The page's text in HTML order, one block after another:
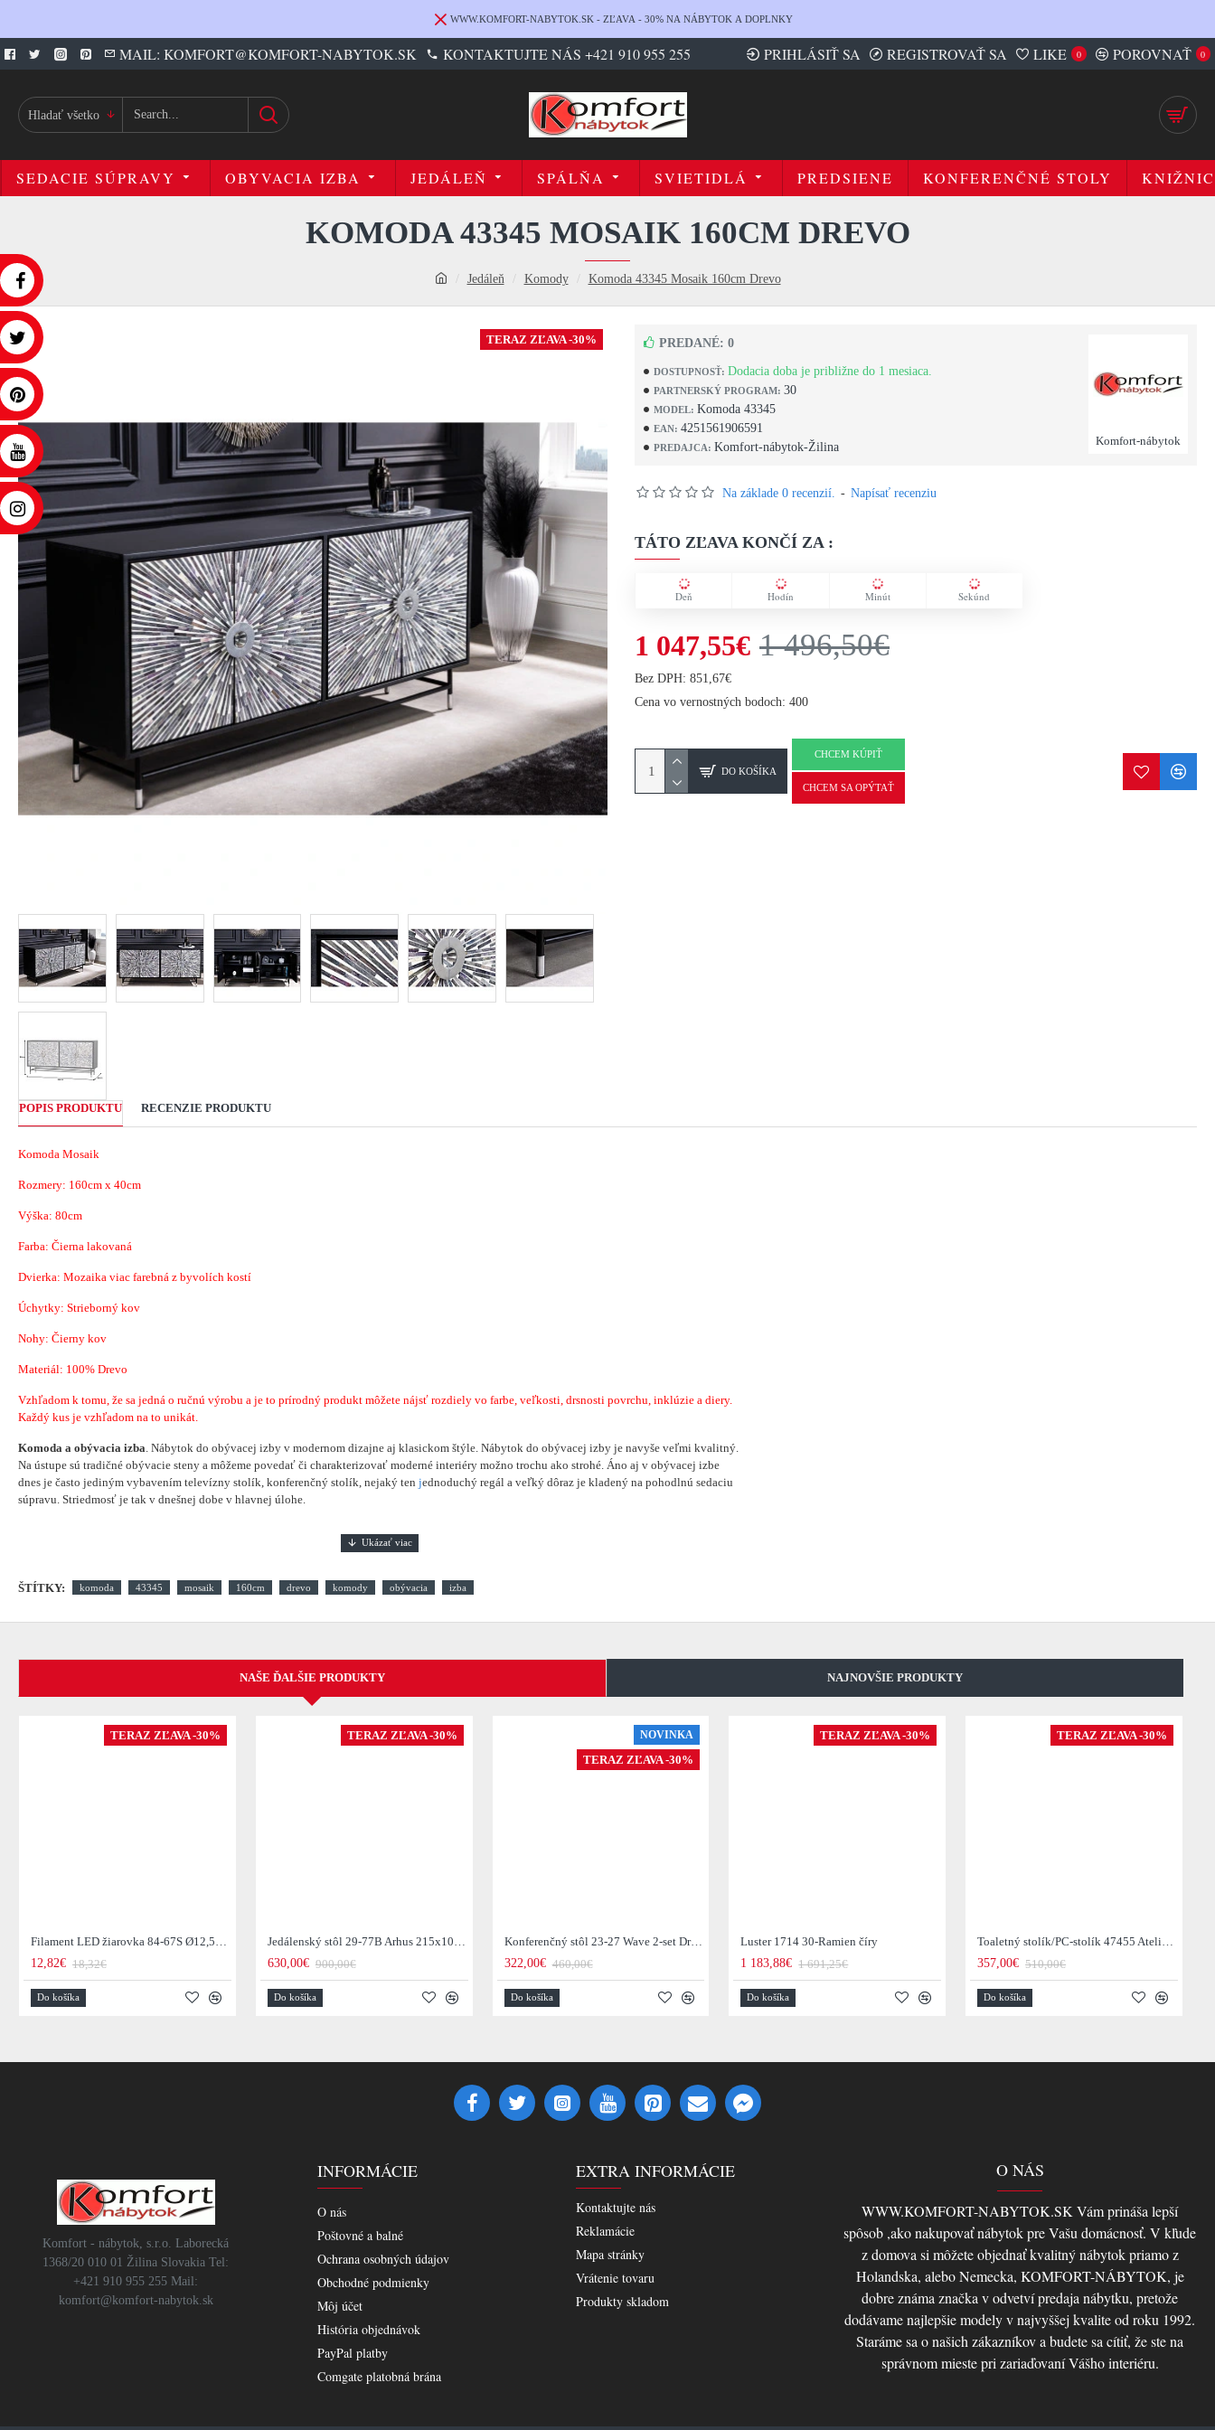
WWW.KOMFORT-NABYTOK.SK - ZĽAVA - 30% NA NÁBYTOK A DOPLNKY
MAIL: KOMFORT@KOMFORT-NABYTOK.SK KONTAKTUJTE NÁS +421 910 955 255 PRIHLÁSIŤ SA REGISTROVAŤ SA LIKE 0 POROVNAŤ 0
Hladať všetko
SEDACIE SÚPRAVY OBYVACIA IZBA JEDÁLEŇ SPÁLŇA SVIETIDLÁ PREDSIENE KONFERENČNÉ STOLY
Jedáleň Komody Komoda 43345 Mosaik 160cm Drevo
KOMODA 43345 MOSAIK 160CM DREVO
TERAZ ZĽAVA -30%
DOSTUPNOSŤ: Dodacia doba je približne do 1 mesiaca.
PARTNERSKÝ PROGRAM: 30
MODEL: Komoda 43345
EAN: 4251561906591
PREDAJCA: Komfort-nábytok-Žilina Komfort-nábytok
PREDANÉ: 0
Na základe 0 recenzií. - Napísať recenziu
TÁTO ZĽAVA KONČÍ ZA :
Deň Hodín Minút Sekúnd
1 047,55€ 1 496,50€
Bez DPH: 851,67€
Cena vo vernostných bodoch: 400
DO KOŠÍKA
CHCEM KÚPIŤ
CHCEM SA OPÝTAŤ
POPIS PRODUKTU RECENZIE PRODUKTU
Komoda Mosaik
Rozmery: 160cm x 40cm
Výška: 80cm
Farba: Čierna lakovaná
Dvierka: Mozaika viac farebná z byvolích kostí
Úchytky: Strieborný kov
Nohy: Čierny kov
Materiál: 100% Drevo
Vzhľadom k tomu, že sa jedná o ručnú výrobu a je to prírodný produkt môžete nájsť rozdiely vo farbe, veľkosti, drsnosti povrchu, inklúzie a diery.
Každý kus je vzhľadom na to unikát.
Komoda a obývacia izba . Nábytok do obývacej izby v modernom dizajne aj klasickom štýle. Nábytok do obývacej izby je navyše veľmi kvalitný.
Na ústupe sú tradičné obývacie steny a môžeme povedať či charakterizovať moderné interiéry možno trochu ako strohé. Áno aj v obývacej izbe
dnes je často jediným vybavením televízny stolík, konferenčný stolík, nejaký ten jednoduchý regál a veľký dôraz je kladený na pohodlnú sedaciu
súpravu. Striedmosť je tak v dnešnej dobe v hlavnej úlohe.
ŠTÍTKY: komoda 43345 mosaik 160cm drevo komody obývacia izba
NAŠE ĎALŠIE PRODUKTY NAJNOVŠIE PRODUKTY
TERAZ ZĽAVA -30%
Filament LED žiarovka 84-67S Ø12,5cm Smoke grey glass
12,82€ 18,32€
Do košíka
TERAZ ZĽAVA -30%
Jedálenský stôl 29-77B Arhus 215x105cm Drevo Hnedá Acacia
630,00€ 900,00€
Do košíka
NOVINKA
TERAZ ZĽAVA -30%
Konferenčný stôl 23-27 Wave 2-set Drevo Mango
322,00€ 460,00€
Do košíka
TERAZ ZĽAVA -30%
Luster 1714 30-Ramien číry
1 183,88€ 1 691,25€
Do košíka
TERAZ ZĽAVA -30%
Toaletný stolík/PC-stolík 47455 Atelier 120cm Natural Dub Dyha
357,00€ 510,00€
Do košíka
Komfort - nábytok, s.r.o. Laborecká
1368/20 010 01 Žilina Slovakia Tel:
+421 910 955 255 Mail:
komfort@komfort-nabytok.sk
INFORMÁCIE
O nás
Poštovné a balné
Ochrana osobných údajov
Obchodné podmienky
Môj účet
História objednávok
PayPal platby
Comgate platobná brána
EXTRA INFORMÁCIE
Kontaktujte nás
Reklamácie
Mapa stránky
Vrátenie tovaru
Produkty skladom
O NÁS
WWW.KOMFORT-NABYTOK.SK Vám prináša lepší
spôsob ,ako nakupovať nábytok pre Vašu domácnosť. V kľude
z domova si môžete objednať kvalitný nábytok priamo z
Holandska, alebo Nemecka, KOMFORT-NÁBYTOK, je
dobre známa značka v odvetví predaja nábytku, pretože
dodávame najlepšie modely v najvyššej kvalite od roku 1992.
Staráme sa o našich zákazníkov a budete sa cítiť, že ste na
správnom mieste pri zariaďovaní Vášho interiéru.